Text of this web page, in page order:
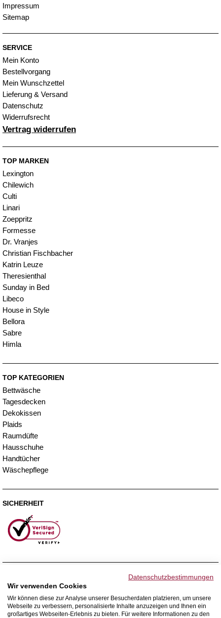
Impressum
Sitemap
SERVICE
Mein Konto
Bestellvorgang
Mein Wunschzettel
Lieferung & Versand
Datenschutz
Widerrufsrecht
Vertrag widerrufen
TOP MARKEN
Lexington
Chilewich
Culti
Linari
Zoeppritz
Formesse
Dr. Vranjes
Christian Fischbacher
Katrin Leuze
Theresienthal
Sunday in Bed
Libeco
House in Style
Bellora
Sabre
Himla
TOP KATEGORIEN
Bettwäsche
Tagesdecken
Dekokissen
Plaids
Raumdüfte
Hausschuhe
Handtücher
Wäschepflege
SICHERHEIT
WIR VERSENDEN MIT
Datenschutzbestimmungen
Wir verwenden Cookies
Wir können diese zur Analyse unserer Besucherdaten platzieren, um unsere
Webseite zu verbessern, personalisierte Inhalte anzuzeigen und Ihnen ein
großartiges Webseiten-Erlebnis zu bieten. Für weitere Informationen zu den